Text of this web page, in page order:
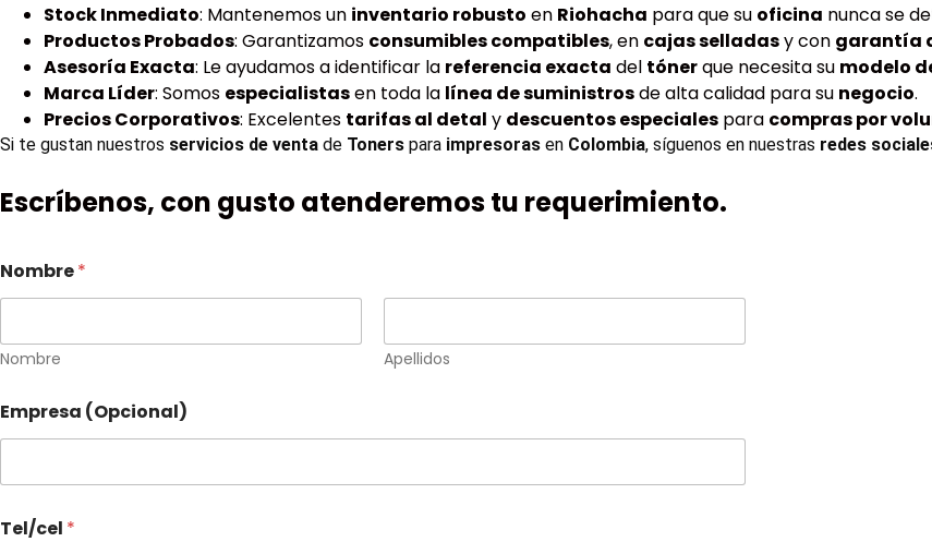
Stock Inmediato: Mantenemos un inventario robusto en Riohacha para que su oficina nunca se
Productos Probados: Garantizamos consumibles compatibles, en cajas selladasy con garantía
Asesoría Exacta: Le ayudamos a identificar la referencia exacta del tónerque necesita su modelo
Marca Líder: Somos especialistasen toda la línea de suministrosde alta calidad para su negocio.
Precios Corporativos: Excelentes tarifas al detal y descuentos especiales para compras por
Si te gustan nuestros servicios de venta de Toners para impresoras en Colombia, síguenos en nuestras redes
Escríbenos, con gusto atenderemos tu requerimiento.
Nombre*
Nombre Apellidos
Empresa (Opcional)
Tel/cel *